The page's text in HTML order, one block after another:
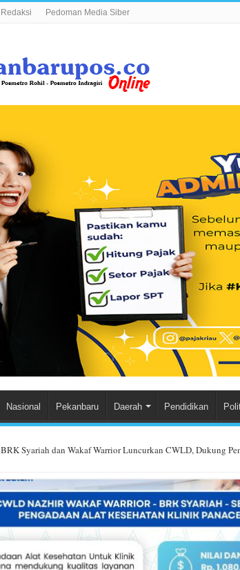
Redaksi Pedoman Media Siber
Nasional Pekanbaru Daerah Pendidikan
BRK Syariah dan Wakaf Warrior Luncurkan CWLD, Dukung